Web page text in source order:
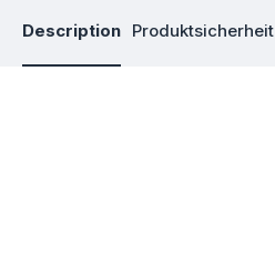
Description Produktsicherheit